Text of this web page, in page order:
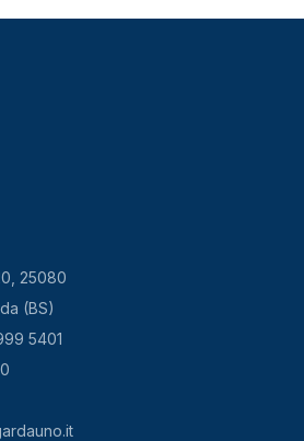
25080
(BS)
5401